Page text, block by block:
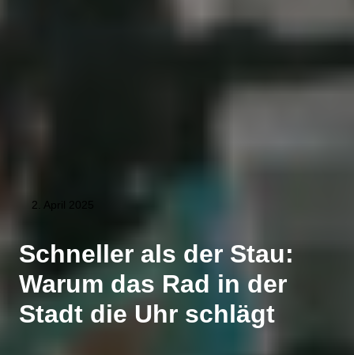
2. April 2025
Schneller als der Stau:
Warum das Rad in der
Stadt die Uhr schlägt